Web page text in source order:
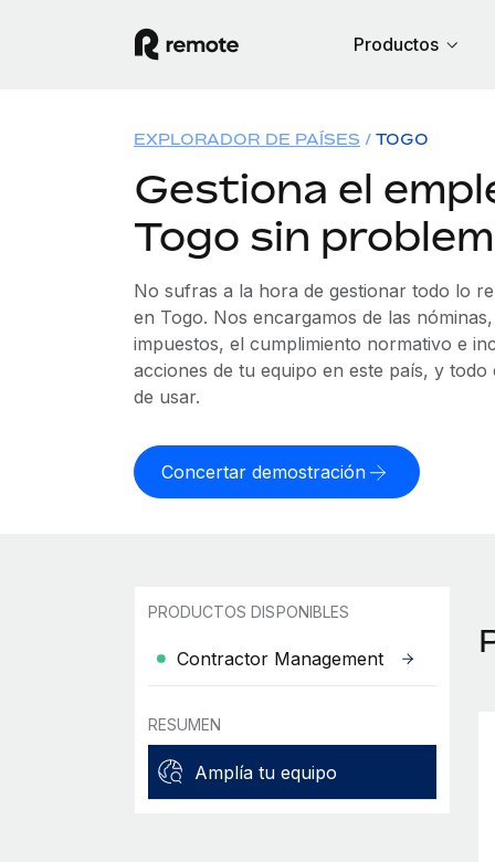
Productos
EXPLORADOR DE PAÍSES TOGO
Gestiona el
Togo sin
No sufras a la hora de gestionar todo lo
en Togo. Nos encargamos de las
impuestos, el cumplimiento normativo e
acciones de tu equipo en este país, y
de usar.
Concertar demostración
PRODUCTOS DISPONIBLES
Contractor Management
RESUMEN
Amplía tu equipo